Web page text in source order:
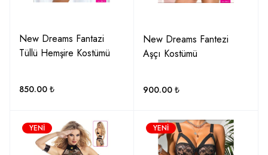
New Dreams Fantazi
Tüllü Hemşire Kostümü
850.00 ₺
New Dreams Fantezi
Aşçı Kostümü
900.00 ₺
YENI YENI